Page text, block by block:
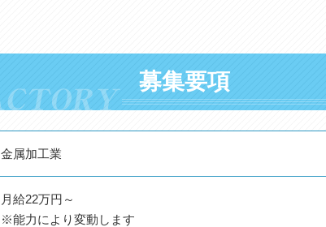
募集要項
金属加工業
月給22万円～
※能力により変動します